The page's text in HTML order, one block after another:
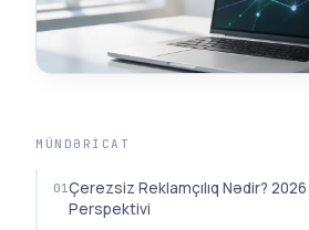
MÜNDƏRICAT
Çerezsiz Reklamçılıq Nədir? 2026
Perspektivi